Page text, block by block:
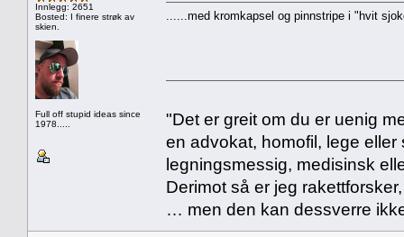
Innlegg: 2651
Bosted: I finere strøk av
skien.
Full off stupid ideas since
1978.....
......med kromkapsel og pinnstripe i "hvit
"Det er greit om du er uenig
en advokat, homofil, lege
legningsmessig, medisinsk
Derimot så er jeg
… men den kan dessverre